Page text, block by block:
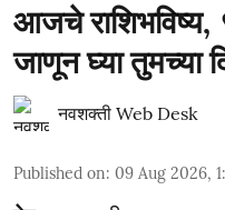
आजचे
जाणून घ्या तुमच्या
नवशक्ती Web Desk
Published on: 09 Aug 2026,